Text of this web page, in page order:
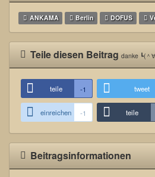
ANKAMA Berlin DOFUS
Teile diesen Beitragdanke ┗(＾
teile -1 tweet
einreichen -1 teile
Beitragsinformationen